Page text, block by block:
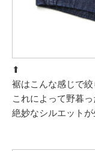
⬆︎
裾はこんな感じで絞
これによって野暮
絶妙なシルエットが